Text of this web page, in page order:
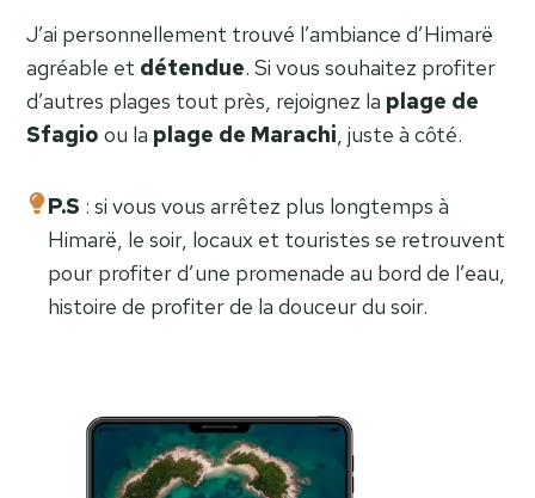
J’ai personnellement trouvé l’ambiance d’Himarë
agréable et détendue. Si vous souhaitez profiter
d’autres plages tout près, rejoignez la plage de
Sfagio ou la plage de Marachi, juste à côté.
P.S : si vous vous arrêtez plus longtemps à
Himarë, le soir, locaux et touristes se retrouvent
pour profiter d’une promenade au bord de l’eau,
histoire de profiter de la douceur du soir.